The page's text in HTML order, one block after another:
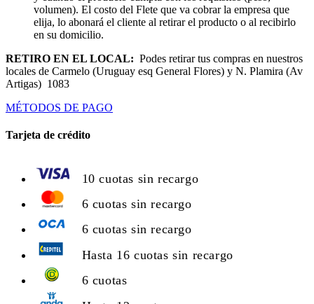
volumen). El costo del Flete que va cobrar la empresa que
elija, lo abonará el cliente al retirar el producto o al recibirlo
en su domicilio.
RETIRO EN EL LOCAL: Podes retirar tus compras en nuestros
locales de Carmelo (Uruguay esq General Flores) y N. Plamira (Av
Artigas) 1083
MÉTODOS DE PAGO
Tarjeta de crédito
10 cuotas sin recargo
6 cuotas sin recargo
6 cuotas sin recargo
Hasta 16 cuotas sin recargo
6 cuotas